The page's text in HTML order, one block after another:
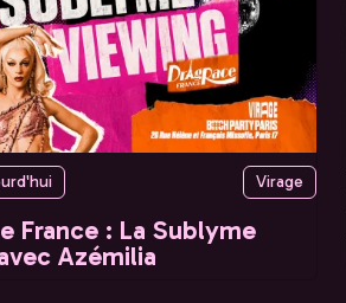
Virage
France : La Sublyme
Azémilia